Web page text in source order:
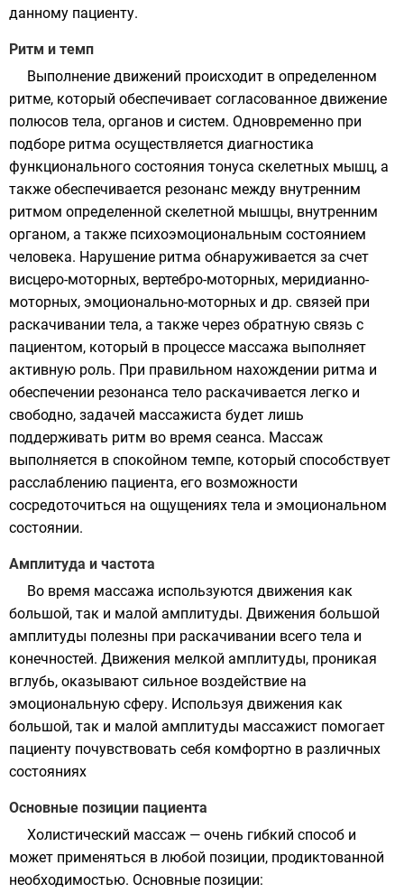
данному пациенту.
Ритм и темп
Выполнение движений происходит в определенном
ритме, который обеспечивает согласованное движение
полюсов тела, органов и систем. Одновременно при
подборе ритма осуществляется диагностика
функционального состояния тонуса скелетных мышц, а
также обеспечивается резонанс между внутренним
ритмом определенной скелетной мышцы, внутренним
органом, а также психоэмоциональным состоянием
человека. Нарушение ритма обнаруживается за счет
висцеро-моторных, вертебро-моторных, меридианно-
моторных, эмоционально-моторных и др. связей при
раскачивании тела, а также через обратную связь с
пациентом, который в процессе массажа выполняет
активную роль. При правильном нахождении ритма и
обеспечении резонанса тело раскачивается легко и
свободно, задачей массажиста будет лишь
поддерживать ритм во время сеанса. Массаж
выполняется в спокойном темпе, который способствует
расслаблению пациента, его возможности
сосредоточиться на ощущениях тела и эмоциональном
состоянии.
Амплитуда и частота
Во время массажа используются движения как
большой, так и малой амплитуды. Движения большой
амплитуды полезны при раскачивании всего тела и
конечностей. Движения мелкой амплитуды, проникая
вглубь, оказывают сильное воздействие на
эмоциональную сферу. Используя движения как
большой, так и малой амплитуды массажист помогает
пациенту почувствовать себя комфортно в различных
состояниях
Основные позиции пациента
Холистический массаж — очень гибкий способ и
может применяться в любой позиции, продиктованной
необходимостью. Основные позиции: